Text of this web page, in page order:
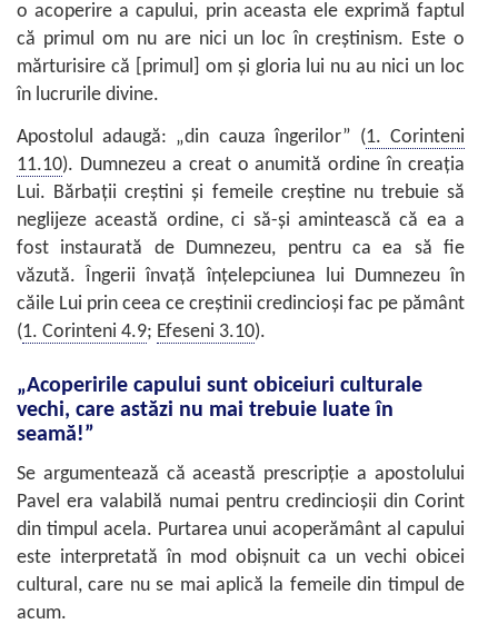
o acoperire a capului, prin aceasta ele exprimă faptul
că primul om nu are nici un loc în creştinism. Este o
mărturisire că [primul] om şi gloria lui nu au nici un loc
în lucrurile divine.
Apostolul adaugă: „din cauza îngerilor” (1. Corinteni
11.10). Dumnezeu a creat o anumită ordine în creaţia
Lui. Bărbaţii creştini şi femeile creştine nu trebuie să
neglijeze această ordine, ci să-şi amintească că ea a
fost instaurată de Dumnezeu, pentru ca ea să fie
văzută. Îngerii învaţă înţelepciunea lui Dumnezeu în
căile Lui prin ceea ce creştinii credincioşi fac pe pământ
(1. Corinteni 4.9; Efeseni 3.10).
„Acoperirile capului sunt obiceiuri culturale
vechi, care astăzi nu mai trebuie luate în
seamă!”
Se argumentează că această prescripţie a apostolului
Pavel era valabilă numai pentru credincioşii din Corint
din timpul acela. Purtarea unui acoperământ al capului
este interpretată în mod obişnuit ca un vechi obicei
cultural, care nu se mai aplică la femeile din timpul de
acum.